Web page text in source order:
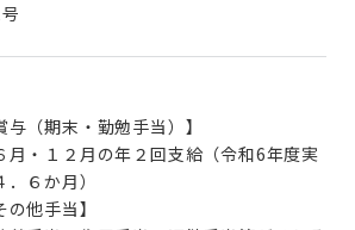
与（期末・勤勉手当）】
・１２月の年２回支給（令和6年度実
．６か月）
の他手当】